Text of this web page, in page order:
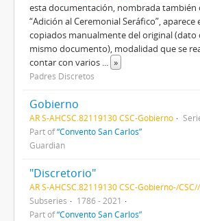
esta documentación, nombrada también
“Adición al Ceremonial Seráfico”,
copiados manualmente del original (dato
mismo documento), modalidad que se
contar con varios ... »
Padres Discretos
Gobierno
AR S-AHCSC.82119130 CSC-Gobierno
Part of“Convento San Carlos”
Guardián
"Discretorio"
AR S-AHCSC.82119130 CSC-Gobierno-/
Subseries
1786 - 2021
Part of“Convento San Carlos”